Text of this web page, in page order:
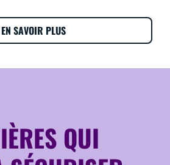
EN SAVOIR PLUS
QUI